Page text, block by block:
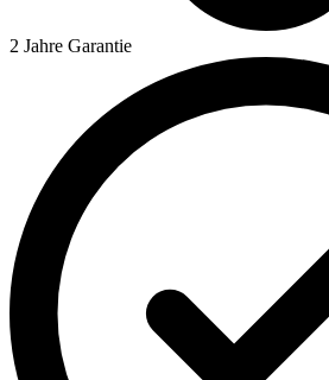
2 Jahre Garantie